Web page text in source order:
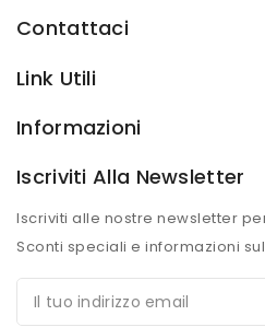
Contattaci
Link Utili
Informazioni
Iscriviti Alla Newsletter
Iscriviti alle nostre newsletter
Sconti speciali e informazioni